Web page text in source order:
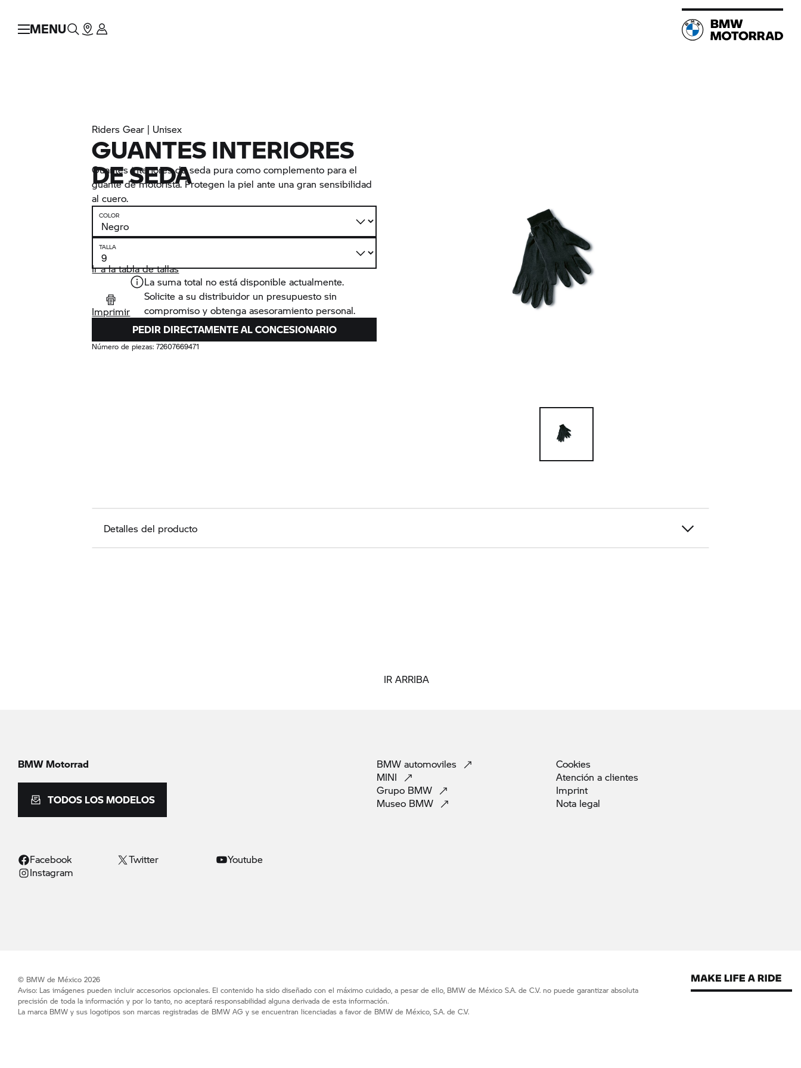
MENU
Riders Gear | Unisex
GUANTES INTERIORES
DE SEDA
Guantes interiores de seda pura como complemento para el
guante de motorista. Protegen la piel ante una gran sensibilidad
al cuero.
COLOR
TALLA
Ir a la tabla de tallas
Imprimir
La suma total no está disponible actualmente.
Solicite a su distribuidor un presupuesto sin
compromiso y obtenga asesoramiento personal.
PEDIR DIRECTAMENTE AL CONCESIONARIO
Número de piezas:72607669471
Detalles del producto
IR ARRIBA
BMW Motorrad
TODOS LOS MODELOS
Facebook Twitter
Youtube
Instagram
BMW automoviles
MINI
Grupo BMW
Museo BMW
Cookies
Atención a clientes
Imprint
Nota legal
© BMW de México 2026
Aviso: Las imágenes pueden incluir accesorios opcionales. El contenido ha sido diseñado con el máximo cuidado, a pesar de ello, BMW de México S.A. de C.V. no puede garantizar absoluta
precisión de toda la información y por lo tanto, no aceptará responsabilidad alguna derivada de esta información.
La marca BMW y sus logotipos son marcas registradas de BMW AG y se encuentran licenciadas a favor de BMW de México, S.A. de C.V.